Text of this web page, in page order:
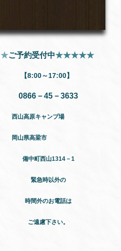
★ご予約受付中★★★★★
【8:00～17:00】
0866－45－3633
西山高原キャンプ場
岡山県高梁市
備中町西山1314－1
緊急時以外の
時間外のお電話は
ご遠慮下さい。